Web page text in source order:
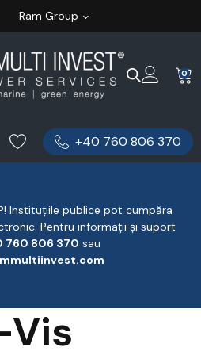
Ram Group
0
+40 760 806 370
Instituțiile publice pot cumpăra
Pentru informații și suport
760 806 370 ‬ sau
Vis